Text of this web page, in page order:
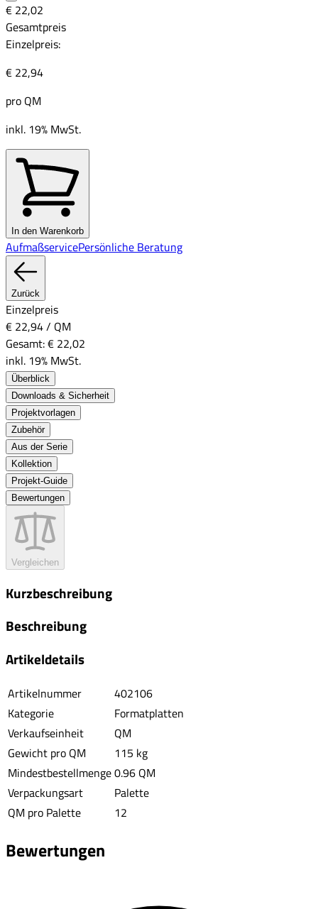
€ 22,02
Gesamtpreis
Einzelpreis:
€ 22,94
pro QM
inkl. 19% MwSt.
In den Warenkorb
AufmaßservicePersönliche Beratung
Zurück
Einzelpreis
€ 22,94/ QM
Gesamt:€ 22,02
inkl. 19% MwSt.
Überblick
Downloads & Sicherheit
Projektvorlagen
Zubehör
Aus der Serie
Kollektion
Projekt-Guide
Bewertungen
Vergleichen
Kurzbeschreibung
Beschreibung
Artikeldetails
Artikelnummer
402106
Kategorie
Formatplatten
Verkaufseinheit
QM
Gewicht pro QM
115 kg
Mindestbestellmenge0.96 QM
Verpackungsart
Palette
QM pro Palette
12
Bewertungen